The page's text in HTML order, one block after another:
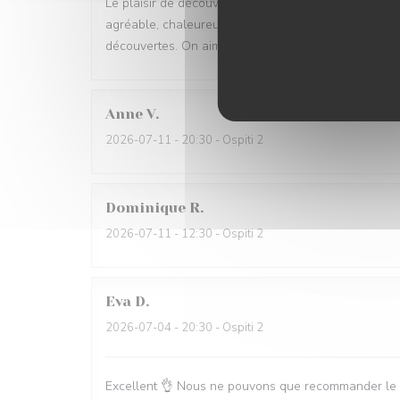
agréable, chaleureux. L'accord mets vin permet de
découvertes. On aime beaucoup.
Anne V
2026-07-11 - 20:30 - Ospiti 2
Dominique R
2026-07-11 - 12:30 - Ospiti 2
Eva D
2026-07-04 - 20:30 - Ospiti 2
Excellent 👌 Nous ne pouvons que recommander